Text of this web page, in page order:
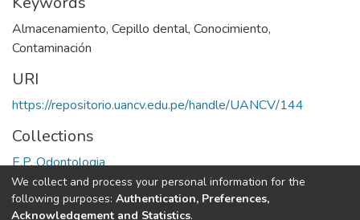
Almacenamiento, Cepillo dental, Conocimiento,
Contaminación
URI
https://repositorio.uancv.edu.pe/handle/UANCV/144
Collections
E.P. Odontologia
Full item page
We collect and process your personal information for the
following purposes: Authentication, Preferences,
Acknowledgement and Statistics.